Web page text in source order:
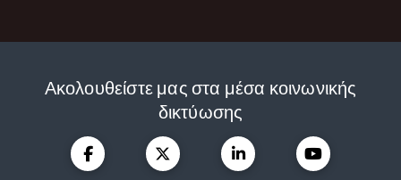
Ακολουθείστε μας στα μέσα κοινωνικής
δικτύωσης